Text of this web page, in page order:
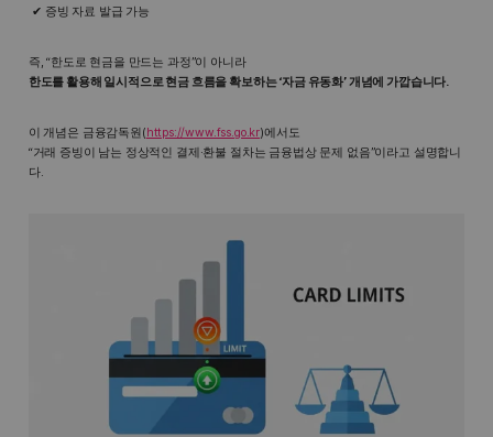
증빙 자료 발급 가능
즉, “한도로 현금을 만드는 과정”이 아니라
한도를 활용해 일시적으로 현금 흐름을 확보하는 ‘자금 유동화’ 개념에 가깝습니다.
이 개념은 금융감독원(https://www.fss.go.kr)에서도
“거래 증빙이 남는 정상적인 결제·환불 절차는 금융법상 문제 없음”이라고 설명합니
다.